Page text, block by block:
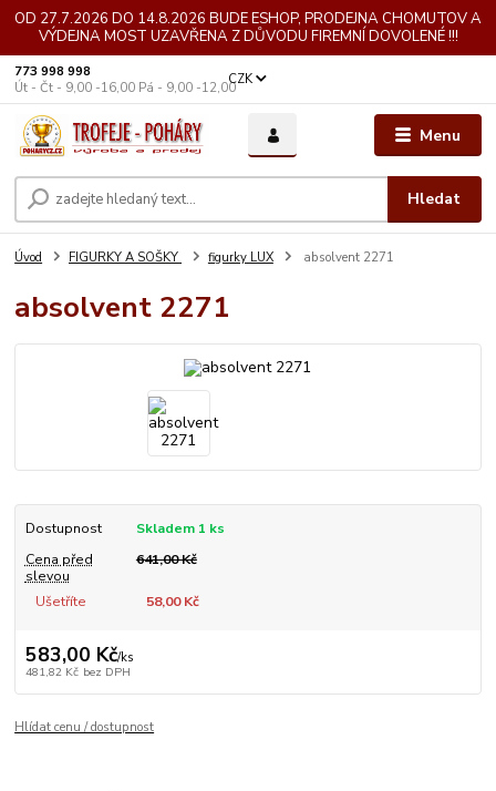
OD 27.7.2026 DO 14.8.2026 BUDE ESHOP, PRODEJNA CHOMUTOV A
VÝDEJNA MOST UZAVŘENA Z DŮVODU FIREMNÍ DOVOLENÉ !!!
Menu
CZK
Hledat
773 998 998
Út - Čt - 9,00 -16,00 Pá - 9,00 -12,00
Úvod FIGURKY A SOŠKY figurky LUX absolvent 2271
absolvent 2271
Dostupnost
Skladem 1 ks
Cena před
slevou
641,00 Kč
Ušetříte 58,00 Kč
583,00 Kč/ks
481,82 Kč bez DPH
Hlídat cenu / dostupnost